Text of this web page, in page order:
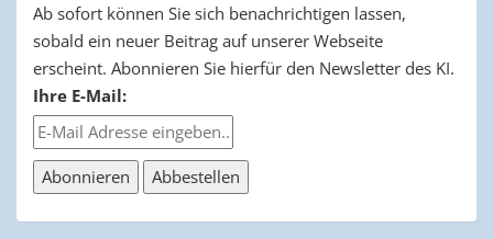
Ab sofort können Sie sich benachrichtigen lassen,
sobald ein neuer Beitrag auf unserer Webseite
erscheint. Abonnieren Sie hierfür den Newsletter des KI.
Ihre E-Mail: